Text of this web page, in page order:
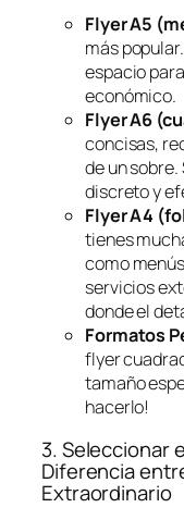
Flyer A5
más
espacio
económico.
Flyer A6
concisas,
de un
discreto y
Flyer A4
tienes
como
servicios
donde el
Formatos
flyer
tamaño
hacerlo!
3. Seleccionar
Diferencia
Extraordinario